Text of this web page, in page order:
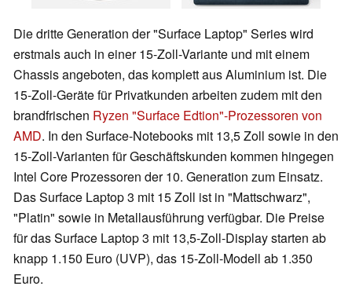
Die dritte Generation der "Surface Laptop" Series wird
erstmals auch in einer 15-Zoll-Variante und mit einem
Chassis angeboten, das komplett aus Aluminium ist. Die
15-Zoll-Geräte für Privatkunden arbeiten zudem mit den
brandfrischen Ryzen "Surface Edtion"-Prozessoren von
AMD. In den Surface-Notebooks mit 13,5 Zoll sowie in den
15-Zoll-Varianten für Geschäftskunden kommen hingegen
Intel Core Prozessoren der 10. Generation zum Einsatz.
Das Surface Laptop 3 mit 15 Zoll ist in "Mattschwarz",
"Platin" sowie in Metallausführung verfügbar. Die Preise
für das Surface Laptop 3 mit 13,5-Zoll-Display starten ab
knapp 1.150 Euro (UVP), das 15-Zoll-Modell ab 1.350
Euro.